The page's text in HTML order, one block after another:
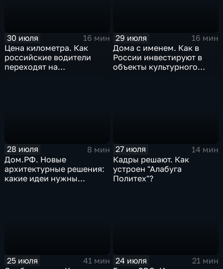
30 июля
16 мин
Цена километра. Как
российские водители
переходят на
29 июля
16 мин
Дома с именем. Как в
России инвестируют в
объекты культурного
28 июля
8 мин
Дом.РФ. Новые
архитектурные решения:
какие идеи нужны
27 июля
14 мин
Кадры решают. Как
устроен "Алабуга
Политех"?
25 июля
41 мин
24 июля
21 мин